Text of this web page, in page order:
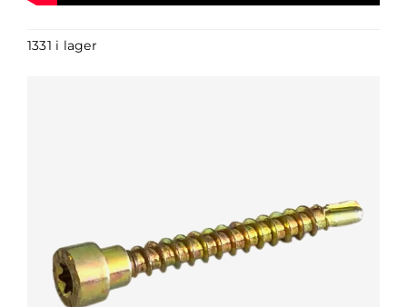
1331 i lager